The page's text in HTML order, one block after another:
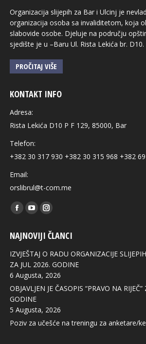
Organizacija slijepih za Bar i Ulcinj je
organizacija osoba sa invaliditetom, koja
slabovide osobe. Djeluje na području
sjedište je u –Baru Ul. Rista Lekića br. D10.
PROČITAJ VIŠE
KONTAKT INFO
Adresa:
Rista Lekića D10 P F 129, 85000, Bar
Telefon:
+382 30 317 930 +382 30 315 968 +382
Email:
orslibrul@t-com.me
Find us on:
Facebook
opens
in
new
window
YouTube
opens
in
new
window
Instagram
opens
in
new
window
NAJNOVIJI ČLANCI
IZVJEŠTAJ O RADU ORGANIZACIJE
ZA JUL 2026. GODINE
6 Augusta, 2026
OBJAVLJEN JE ČASOPIS “PRAVO NA
GODINE
5 Augusta, 2026
Poziv za učešće na treningu za anketare/ke